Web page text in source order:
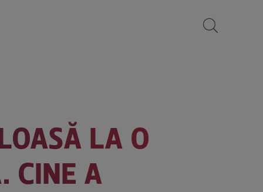
LA O
CINE A